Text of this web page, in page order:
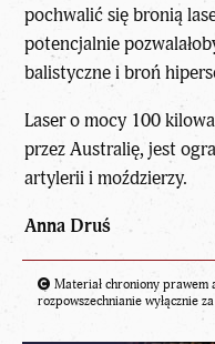
pochwalić się bronią
potencjalnie
balistyczne i broń
Laser o mocy 100
przez Australię, jest
artylerii i moździerzy.
Anna Druś
Materiał chroniony prawem
rozpowszechnianie wyłącznie